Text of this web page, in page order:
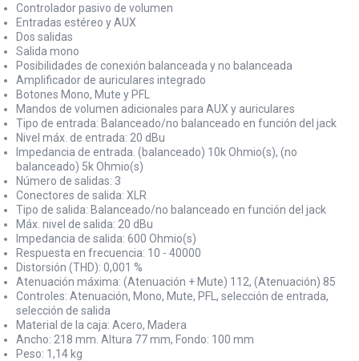
Controlador pasivo de volumen
Entradas estéreo y AUX
Dos salidas
Salida mono
Posibilidades de conexión balanceada y no balanceada
Amplificador de auriculares integrado
Botones Mono, Mute y PFL
Mandos de volumen adicionales para AUX y auriculares
Tipo de entrada: Balanceado/no balanceado en función del jack
Nivel máx. de entrada: 20 dBu
Impedancia de entrada. (balanceado) 10k Ohmio(s), (no
balanceado) 5k Ohmio(s)
Número de salidas: 3
Conectores de salida: XLR
Tipo de salida: Balanceado/no balanceado en función del jack
Máx. nivel de salida: 20 dBu
Impedancia de salida: 600 Ohmio(s)
Respuesta en frecuencia: 10 - 40000
Distorsión (THD): 0,001 %
Atenuación máxima: (Atenuación + Mute) 112, (Atenuación) 85
Controles: Atenuación, Mono, Mute, PFL, selección de entrada,
selección de salida
Material de la caja: Acero, Madera
Ancho: 218 mm. Altura 77 mm, Fondo: 100 mm
Peso: 1,14 kg